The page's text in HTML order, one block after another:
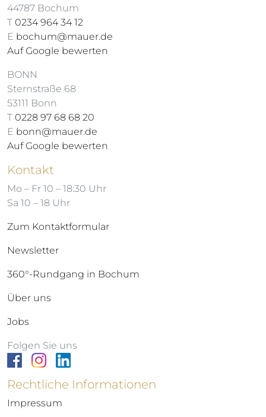
44787 Bochum
T 0234 964 34 12
E bochum@mauer.de
Auf Google bewerten
BONN
Sternstraße 68
53111 Bonn
T 0228 97 68 68 20
E bonn@mauer.de
Auf Google bewerten
Kontakt
Mo – Fr 10 – 18:30 Uhr
Sa 10 – 18 Uhr
Zum Kontaktformular
Newsletter
360°-Rundgang in Bochum
Über uns
Jobs
Folgen Sie uns
Rechtliche Informationen
Impressum